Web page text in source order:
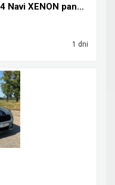
Mini Countryman 1.6 ALL4 4x4 Navi XENON panorama
1 dni